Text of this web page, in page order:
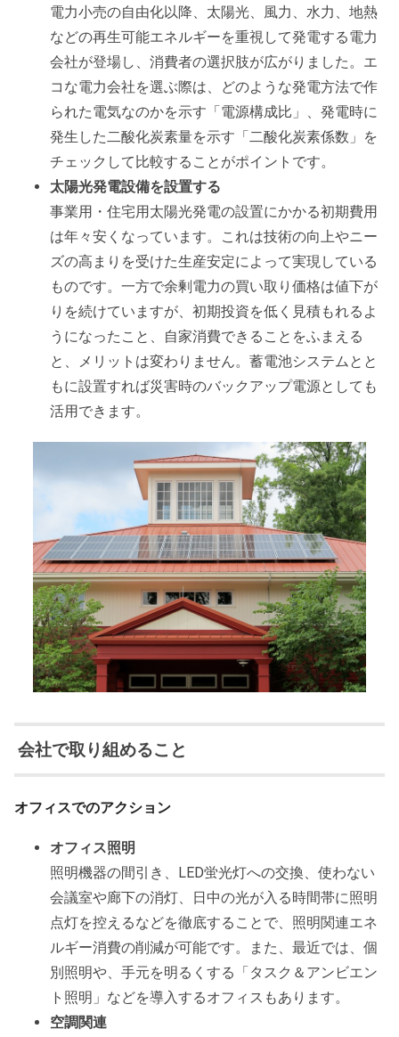
電力小売の自由化以降、太陽光、風力、水力、地熱
などの再生可能エネルギーを重視して発電する電力
会社が登場し、消費者の選択肢が広がりました。エ
コな電力会社を選ぶ際は、どのような発電方法で作
られた電気なのかを示す「電源構成比」、発電時に
発生した二酸化炭素量を示す「二酸化炭素係数」を
チェックして比較することがポイントです。
太陽光発電設備を設置する
事業用・住宅用太陽光発電の設置にかかる初期費用
は年々安くなっています。これは技術の向上やニー
ズの高まりを受けた生産安定によって実現している
ものです。一方で余剰電力の買い取り価格は値下が
りを続けていますが、初期投資を低く見積もれるよ
うになったこと、自家消費できることをふまえる
と、メリットは変わりません。蓄電池システムとと
もに設置すれば災害時のバックアップ電源としても
活用できます。
会社で取り組めること
オフィスでのアクション
オフィス照明
照明機器の間引き、LED蛍光灯への交換、使わない
会議室や廊下の消灯、日中の光が入る時間帯に照明
点灯を控えるなどを徹底することで、照明関連エネ
ルギー消費の削減が可能です。また、最近では、個
別照明や、手元を明るくする「タスク＆アンビエン
ト照明」などを導入するオフィスもあります。
空調関連